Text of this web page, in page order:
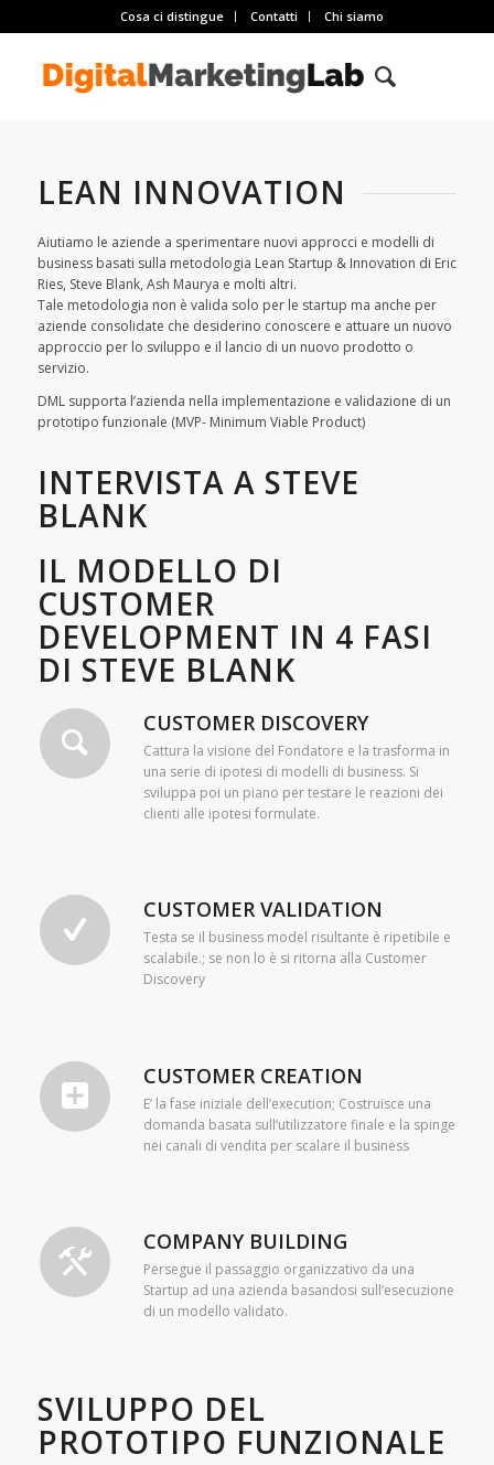
Cosa ci distingue Contatti Chi siamo
LEAN INNOVATION
Aiutiamo le aziende a sperimentare nuovi approcci e modelli di
business basati sulla metodologia Lean Startup & Innovation di Eric
Ries, Steve Blank, Ash Maurya e molti altri.
Tale metodologia non è valida solo per le startup ma anche per
aziende consolidate che desiderino conoscere e attuare un nuovo
approccio per lo sviluppo e il lancio di un nuovo prodotto o
servizio.
DML supporta l’azienda nella implementazione e validazione di un
prototipo funzionale (MVP- Minimum Viable Product)
INTERVISTA A STEVE
BLANK
IL MODELLO DI
CUSTOMER
DEVELOPMENT IN 4 FASI
DI STEVE BLANK
CUSTOMER DISCOVERY
Cattura la visione del Fondatore e la trasforma in
una serie di ipotesi di modelli di business. Si
sviluppa poi un piano per testare le reazioni dei
clienti alle ipotesi formulate.
CUSTOMER VALIDATION
Testa se il business model risultante è ripetibile e
scalabile.; se non lo è si ritorna alla Customer
Discovery
CUSTOMER CREATION
E’ la fase iniziale dell’execution; Costruisce una
domanda basata sull’utilizzatore finale e la spinge
nei canali di vendita per scalare il business
COMPANY BUILDING
Persegue il passaggio organizzativo da una
Startup ad una azienda basandosi sull’esecuzione
di un modello validato.
SVILUPPO DEL
PROTOTIPO FUNZIONALE